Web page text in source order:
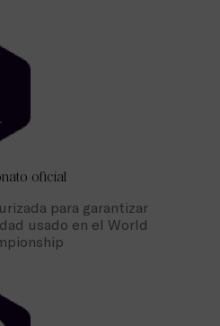
oficial
para garantizar
usado en el World